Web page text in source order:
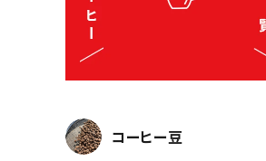
コーヒー豆